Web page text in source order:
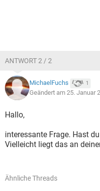
ANTWORT 2 / 2
MichaelFuchs 1
Geändert am 25. Januar
Hallo,
interessante Frage. Hast
Vielleicht liegt das an
Ähnliche Threads